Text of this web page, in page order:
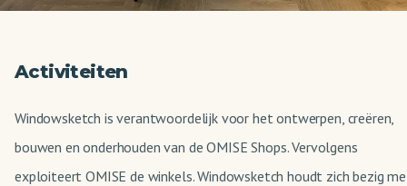
Activiteiten
Windowsketch is verantwoordelijk voor het ontwerpen, creëren,
bouwen en onderhouden van de OMISE Shops. Vervolgens
exploiteert OMISE de winkels. Windowsketch houdt zich bezig